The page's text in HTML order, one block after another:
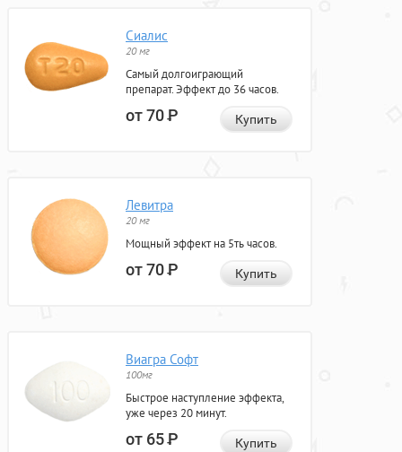
Сиалис
20 мг
Самый долгоиграющий
препарат. Эффект до 36 часов.
от 70Р Купить
Левитра
20 мг
Мощный эффект на 5ть часов.
от 70Р Купить
Виагра Софт
100мг
Быстрое наступление эффекта,
уже через 20 минут.
от 65Р Купить